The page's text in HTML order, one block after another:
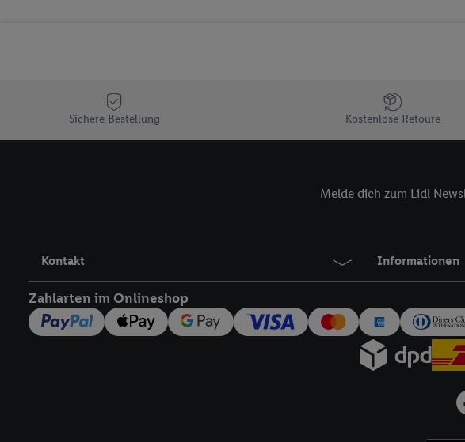
Sichere Bestellung Kostenlose Retoure
Melde dich zum Lidl
Kontakt Informationen
Zahlarten im Onlineshop
Erfolgsmessung der Werbung, zur
Sicherung und Optimierung dieser
Plus-Konto einloggen, kann darüber hinaus
Verantwortlichkeit mit einem der oben
zu erstellen (die sogenannte EUID), die wir
Hierzu wird von uns und einem der anderen
Adresse in gemeinsamer Verantwortlichkeit
Zudem erlauben Sie uns, der Utiq SA/NV
den Lidl-Diensten einzusetzen. Utiq prüft
Wenn das der Fall ist, gibt Utiq Ihre IP-
Insbesondere können Sie mittels dieser
werden, damit wir Ihnen dort personalisierte
Nutzung der Utiq-Technologie - zusätzlich
widerrufen - jederzeit auch über das
die Lidl-Dienste) widerrufen. Weitere